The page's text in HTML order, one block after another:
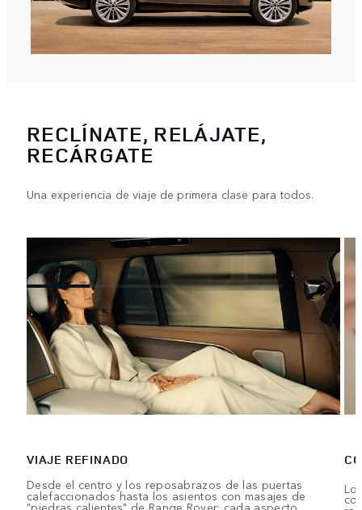
RECLÍNATE, RELÁJATE,
RECÁRGATE
Una experiencia de viaje de primera clase para todos.
VIAJE REFINADO
Desde el centro y los reposabrazos de las puertas
calefaccionados hasta los asientos con masajes de
"piedras calientes" de Range Rover; cada aspecto